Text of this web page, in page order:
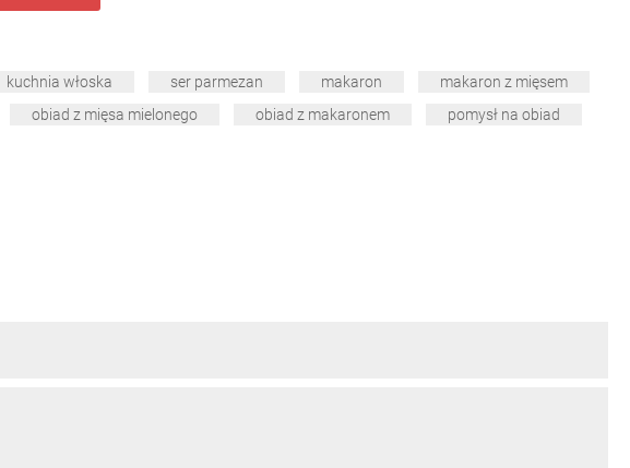
kuchnia włoska ser parmezan makaron
makaron z mięsem
obiad z mięsa mielonego obiad z makaronem
pomysł na obiad